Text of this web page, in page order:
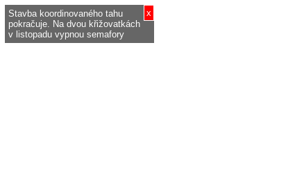
x
Stavba koordinovaného tahu
pokračuje. Na dvou křižovatkách
v listopadu vypnou semafory